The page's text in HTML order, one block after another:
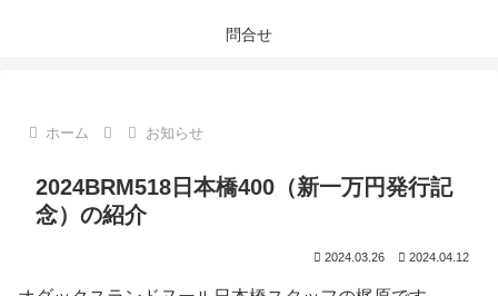
問合せ
ホーム お知らせ
2024BRM518日本橋400（新一万円発行記
念）の紹介
2024.03.26 2024.04.12